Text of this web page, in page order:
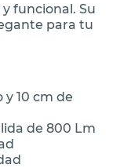
funcional. Su
para tu
10 cm de
de 800 Lm